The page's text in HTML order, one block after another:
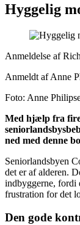
Hyggelig
Anmeldelse af
Anmeldt af Anne
Foto: Anne
Med hjælp fra fire
ned med denne
Seniorlandsbyen
det er af alderen.
indbyggerne, fordi
frustration for det
Den gode